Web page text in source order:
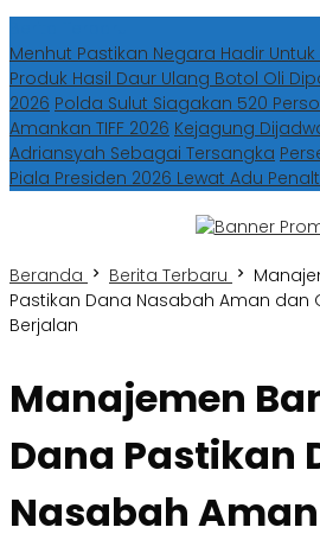
Menhut Pastikan Negara Hadir
Produk Hasil Daur Ulang Botol Oli
2026 Polda Sulut Siagakan 520
Amankan TIFF 2026 Kejagung
Adriansyah Sebagai Tersangka
Piala Presiden 2026 Lewat Adu
Beranda Berita Terbaru
Pastikan Dana Nasabah Aman dan
Berjalan
Manajemen
Dana Pastikan
Nasabah